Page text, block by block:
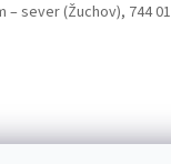
sever (Žuchov), 744 01